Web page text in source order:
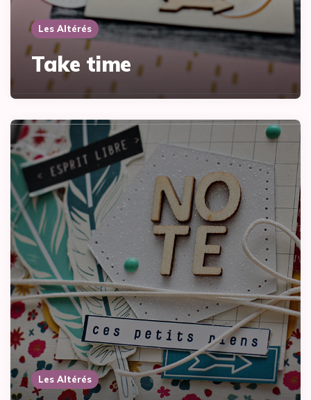
Les Altérés
Take time
Les Altérés